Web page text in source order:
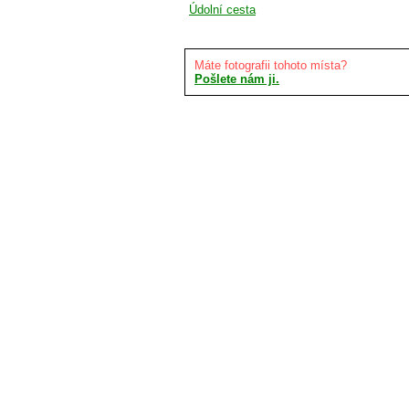
Údolní cesta
Máte fotografii tohoto místa?
Pošlete nám ji.